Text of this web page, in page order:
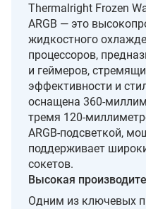
Thermalright Frozen
ARGB — это
жидкостного
процессоров,
и геймеров,
эффективности и
оснащена 360-
тремя 120-
ARGB-подсветкой,
поддерживает
сокетов.
Высокая
Одним из ключевых